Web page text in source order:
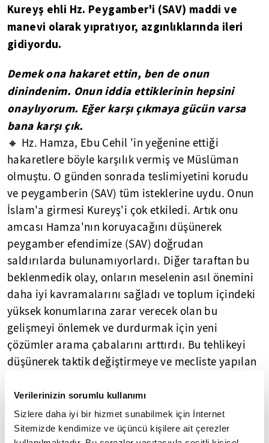
Verilerinizin sorumlu kullanımı
Sizlere daha iyi bir hizmet sunabilmek için İnternet
Sitemizde kendimize ve üçüncü kişilere ait çerezler
Kureyş ehli Hz. Peygamber'i (SAV) maddi ve
manevi olarak yıpratıyor, azgınlıklarında ileri
gidiyordu.
Demek ona hakaret ettin, ben de onun
dinindenim. Onun iddia ettiklerinin hepsini
onaylıyorum. Eğer karşı çıkmaya gücün varsa
bana karşı çık.
🔸 Hz. Hamza, Ebu Cehil 'in yeğenine ettiği
hakaretlere böyle karşılık vermiş ve Müslüman
olmuştu. O günden sonrada teslimiyetini korudu
ve peygamberin (SAV) tüm isteklerine uydu. Onun
İslam'a girmesi Kureyş'i çok etkiledi. Artık onu
amcası Hamza'nın koruyacağını düşünerek
peygamber efendimize (SAV) doğrudan
saldırılarda bulunamıyorlardı. Diğer taraftan bu
beklenmedik olay, onların meselenin asıl önemini
daha iyi kavramalarını sağladı ve toplum içindeki
yüksek konumlarına zarar verecek olan bu
gelişmeyi önlemek ve durdurmak için yeni
çözümler arama çabalarını arttırdı. Bu tehlikeyi
düşünerek taktik değiştirmeye ve mecliste yapılan
Niçin Muhammed'e gidip kabul edeceği bazı
tekliflerde bulunmuyoruz.Demişti.